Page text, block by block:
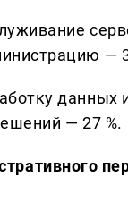
—
данных
— 27 %.